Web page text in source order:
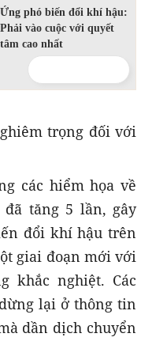
Ứng phó biến đổi khí hậu:
Phải vào cuộc với quyết
tâm cao nhất
trọng đối với
các hiểm họa về
tăng 5 lần, gây
đổi khí hậu trên
giai đoạn mới với
khắc nghiệt. Các
lại ở thông tin
dần dịch chuyển